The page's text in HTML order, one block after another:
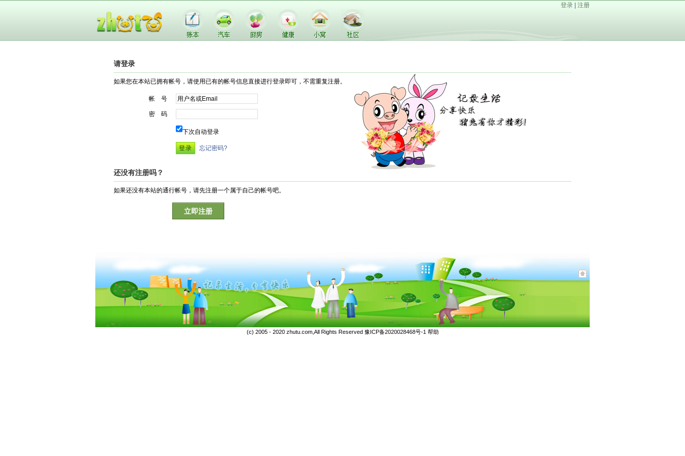
登录 注册
请登录
如果您在本站已拥有帐号，请使用已有的帐号信息直接进行登录即可，不需重复注册。
帐 号
密 码
下次自动登录
忘记密码?
还没有注册吗？
如果还没有本站的通行帐号，请先注册一个属于自己的帐号吧。
立即注册
(c) 2005 - 2020 zhutu.com,All Rights Reserved 豫ICP备2020028468号-1 帮助